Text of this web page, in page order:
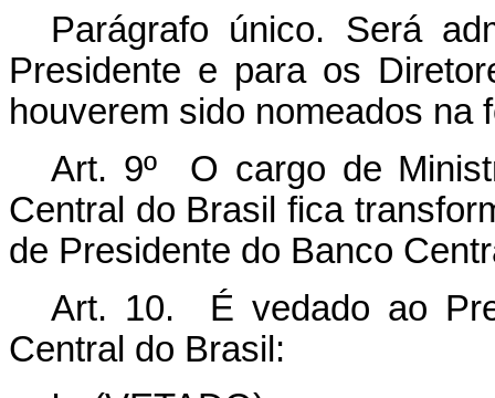
Parágrafo único. Será
Presidente e para os
houverem sido nomeados na
Art. 9º O cargo de
Central do Brasil fica
de Presidente do Banco
Art. 10. É vedado ao
Central do Brasil: